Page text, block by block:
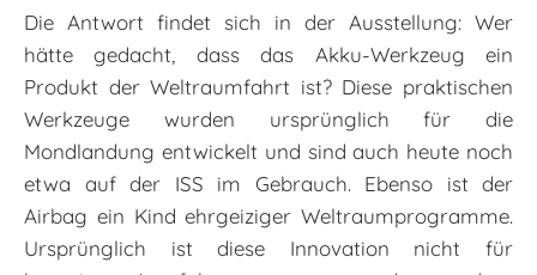
Die Antwort findet sich in der Ausstellung: Wer
hätte gedacht, dass das Akku-Werkzeug ein
Produkt der Weltraumfahrt ist? Diese praktischen
Werkzeuge wurden ursprünglich für die
Mondlandung entwickelt und sind auch heute noch
etwa auf der ISS im Gebrauch. Ebenso ist der
Airbag ein Kind ehrgeiziger Weltraumprogramme.
Ursprünglich ist diese Innovation nicht für